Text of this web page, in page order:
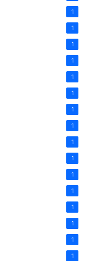
1
1
1
1
1
1
1
1
1
1
1
1
1
1
1
1